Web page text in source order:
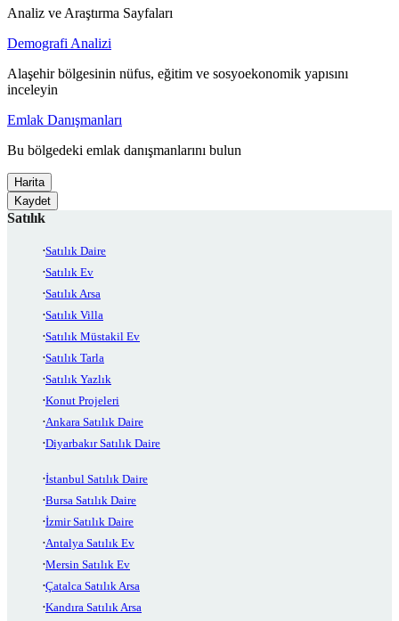
Analiz ve Araştırma Sayfaları
Demografi Analizi
Alaşehir bölgesinin nüfus, eğitim ve sosyoekonomik yapısını
inceleyin
Emlak Danışmanları
Bu bölgedeki emlak danışmanlarını bulun
Harita
Kaydet
Satılık
Satılık Daire
Satılık Ev
Satılık Arsa
Satılık Villa
Satılık Müstakil Ev
Satılık Tarla
Satılık Yazlık
Konut Projeleri
Ankara Satılık Daire
Diyarbakır Satılık Daire
İstanbul Satılık Daire
Bursa Satılık Daire
İzmir Satılık Daire
Antalya Satılık Ev
Mersin Satılık Ev
Çatalca Satılık Arsa
Kandıra Satılık Arsa